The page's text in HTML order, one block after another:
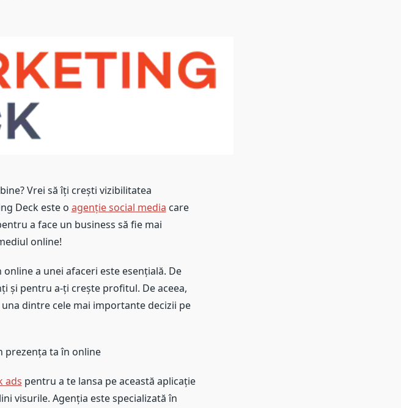
Vrei să îți crești vizibilitatea
Deck este o agenție social media care
a face un business să fie mai
online!
a unei afaceri este esențială. De
și pentru a-ți crește profitul. De aceea,
dintre cele mai importante decizii pe
prezența ta în online
ads pentru a te lansa pe această aplicație
visurile. Agenția este specializată în